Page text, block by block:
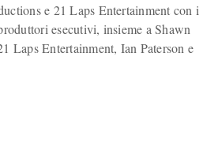
e 21 Laps Entertainment con i
esecutivi, insieme a Shawn
Laps Entertainment, Ian Paterson e